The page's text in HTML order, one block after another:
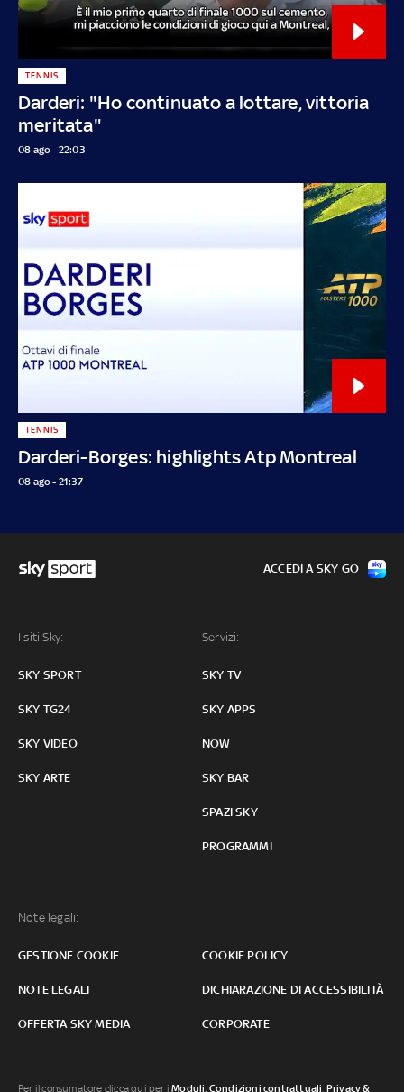
Darderi: "Ho continuato a lottare, vittoria
meritata"
TENNIS
08 ago - 22:03
Darderi-Borges: highlights Atp Montreal
TENNIS
08 ago - 21:37
I siti Sky:
SKY SPORT
SKY TG24
SKY VIDEO
SKY ARTE
Servizi:
SKY TV
SKY APPS
NOW
SKY BAR
SPAZI SKY
PROGRAMMI
Note legali:
GESTIONE COOKIE COOKIE POLICY
NOTE LEGALI DICHIARAZIONE DI ACCESSIBILITÀ
OFFERTA SKY MEDIA CORPORATE
ACCEDI A SKY GO
Per il consumatore clicca qui per iModuli, Condizioni contrattuali Privacy &